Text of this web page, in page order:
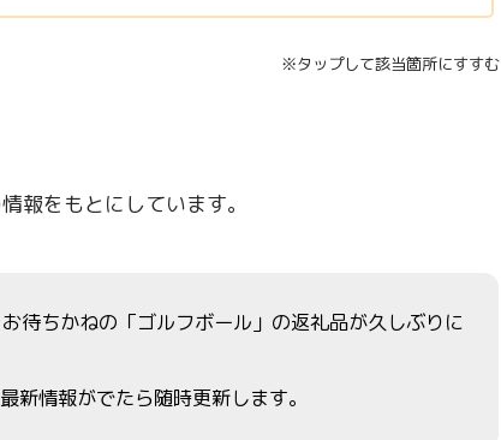
※タップして該当箇所にすすむ
報をもとにしています。
待ちかねの「ゴルフボール」の返礼品が久しぶりに
新情報がでたら随時更新します。